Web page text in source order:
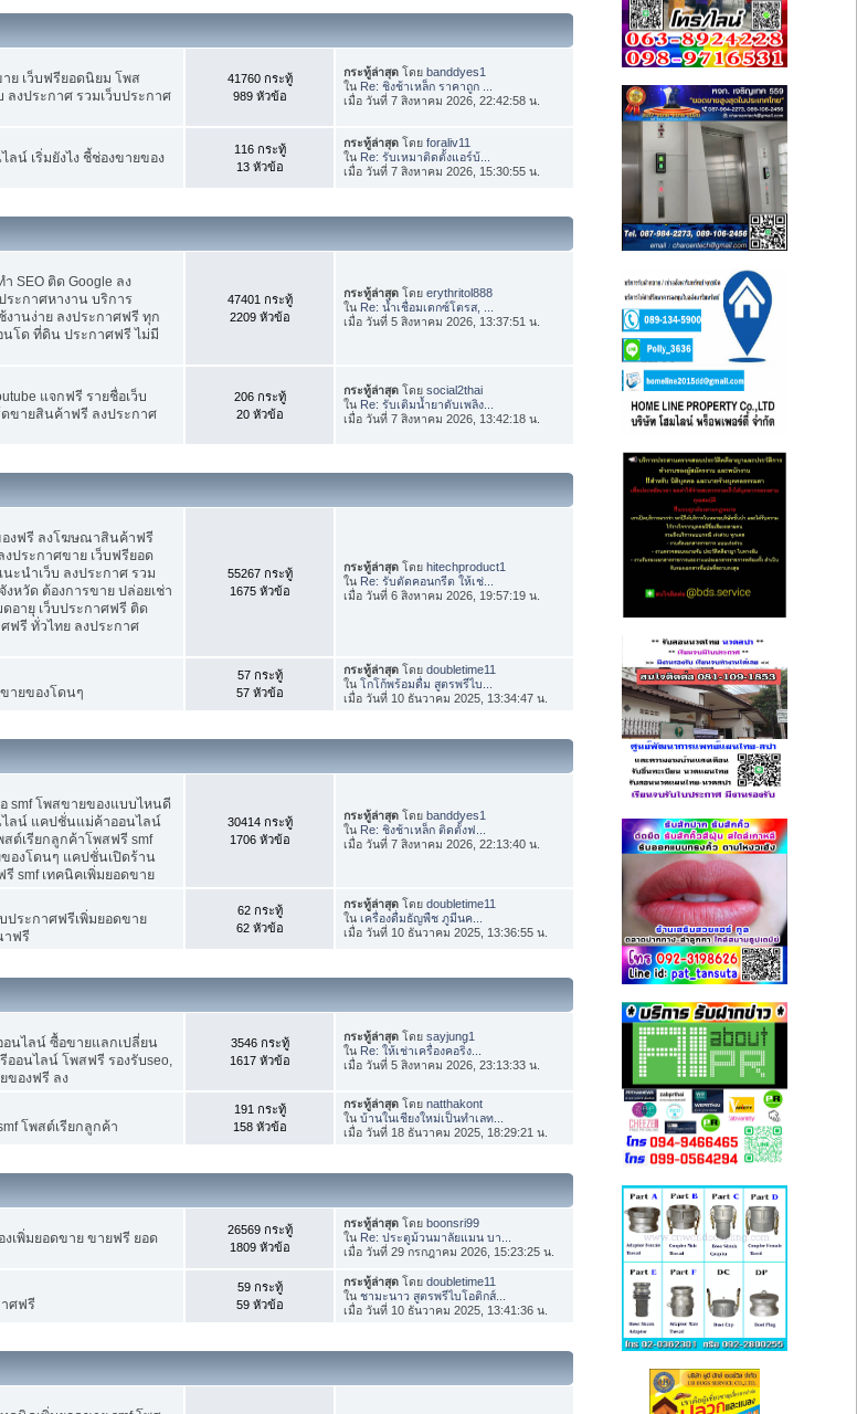
ย เว็บฟรียอดนิยม โพส
งประกาศ รวมเว็บประกาศ
41760 กระทู้
989 หัวข้อ
กระทู้ล่าสุด โดยbanddyes1
ใน Re: ชิงช้าเหล็ก ราคาถูก ...
เมื่อ วันที่ 7 สิงหาคม 2026, 22:42:58 น.
น์ เริ่มยังไง ชี้ช่องขายของ
116 กระทู้
13 หัวข้อ
กระทู้ล่าสุด โดยforaliv11
ใน Re: รับเหมาติดตั้งแอร์บ้...
เมื่อ วันที่ 7 สิงหาคม 2026, 15:30:55 น.
SEO ติด Google ลง
ะกาศหางาน บริการ
งานง่าย ลงประกาศฟรี ทุก
นโด ที่ดิน ประกาศฟรี ไม่มี
47401 กระทู้
2209 หัวข้อ
กระทู้ล่าสุด โดยerythritol888
ใน Re: น้ำเชื่อมเดกซ์โตรส, ...
เมื่อ วันที่ 5 สิงหาคม 2026, 13:37:51 น.
แจกฟรี รายชื่อเว็บ
ดขายสินค้าฟรี ลงประกาศ
206 กระทู้
20 หัวข้อ
กระทู้ล่าสุด โดยsocial2thai
ใน Re: รับเติมน้ำยาดับเพลิง...
เมื่อ วันที่ 7 สิงหาคม 2026, 13:42:18 น.
องฟรี ลงโฆษณาสินค้าฟรี
ประกาศขาย เว็บฟรียอด
ะนำเว็บ ลงประกาศ รวม
หวัด ต้องการขาย ปล่อยเช่า
ายุ เว็บประกาศฟรี ติด
ฟรี ทั่วไทย ลงประกาศ
55267 กระทู้
1675 หัวข้อ
กระทู้ล่าสุด โดยhitechproduct1
ใน Re: รับตัดคอนกรีต ให้เช่...
เมื่อ วันที่ 6 สิงหาคม 2026, 19:57:19 น.
ายของโดนๆ
57 กระทู้
57 หัวข้อ
กระทู้ล่าสุด โดยdoubletime11
ในโกโก้พร้อมดื่ม สูตรพรีไบ...
เมื่อ วันที่ 10 ธันวาคม 2025, 13:34:47 น.
smf โพสขายของแบบไหนดี
ไลน์ แคปชั่นแม่ค้าออนไลน์
สต์เรียกลูกค้าโพสฟรี smf
องโดนๆ แคปชั่นเปิดร้าน
smf เทคนิคเพิ่มยอดขาย
30414 กระทู้
1706 หัวข้อ
กระทู้ล่าสุด โดยbanddyes1
ใน Re: ชิงช้าเหล็ก ติดตั้งฟ...
เมื่อ วันที่ 7 สิงหาคม 2026, 22:13:40 น.
ประกาศฟรีเพิ่มยอดขาย
าฟรี
62 กระทู้
62 หัวข้อ
กระทู้ล่าสุด โดยdoubletime11
ในเครื่องดื่มธัญพืช ภูมีนค...
เมื่อ วันที่ 10 ธันวาคม 2025, 13:36:55 น.
นไลน์ ซื้อขายแลกเปลี่ยน
อนไลน์ โพสฟรี รองรับseo,
ของฟรี ลง
3546 กระทู้
1617 หัวข้อ
กระทู้ล่าสุด โดยsayjung1
ใน Re: ให้เช่าเครื่องคอริ่ง...
เมื่อ วันที่ 5 สิงหาคม 2026, 23:13:33 น.
โพสต์เรียกลูกค้า
191 กระทู้
158 หัวข้อ
กระทู้ล่าสุด โดยnatthakont
ในบ้านในเชียงใหม่เป็นทำเลท...
เมื่อ วันที่ 18 ธันวาคม 2025, 18:29:21 น.
งเพิ่มยอดขาย ขายฟรี ยอด
26569 กระทู้
1809 หัวข้อ
กระทู้ล่าสุด โดยboonsri99
ใน Re: ประตูม้วนมาลัยแมน บา...
เมื่อ วันที่ 29 กรกฎาคม 2026, 15:23:25 น.
ศฟรี
59 กระทู้
59 หัวข้อ
กระทู้ล่าสุด โดยdoubletime11
ในชามะนาว สูตรพรีไบโอติกส์...
เมื่อ วันที่ 10 ธันวาคม 2025, 13:41:36 น.